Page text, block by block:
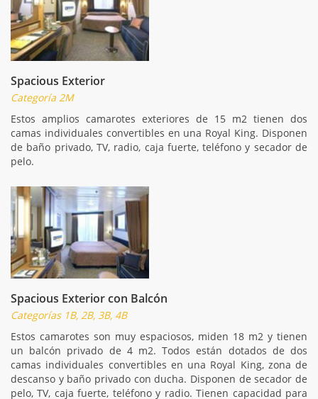
Spacious Exterior
Categoría 2M
Estos amplios camarotes exteriores de 15 m2 tienen dos
camas individuales convertibles en una Royal King. Disponen
de baño privado, TV, radio, caja fuerte, teléfono y secador de
pelo.
Spacious Exterior con Balcón
Categorías 1B, 2B, 3B, 4B
Estos camarotes son muy espaciosos, miden 18 m2 y tienen
un balcón privado de 4 m2. Todos están dotados de dos
camas individuales convertibles en una Royal King, zona de
descanso y baño privado con ducha. Disponen de secador de
pelo, TV, caja fuerte, teléfono y radio. Tienen capacidad para